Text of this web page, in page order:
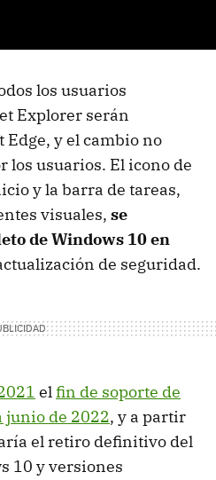
los usuarios
Explorer serán
y el cambio no
los usuarios. El icono de
y la barra de tareas,
visuales, se
de Windows 10en
de seguridad.
elfin de soporte de
de 2022, y a partir
el retiro definitivo del
10 y versiones